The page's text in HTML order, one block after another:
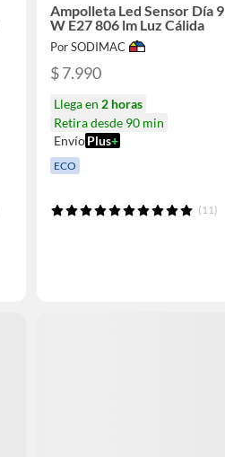
Ampolleta Led Sensor Día 9
W E27 806 lm Luz Cálida
Por SODIMAC
$ 7.990
Llega en 2 horas
Retira desde 90 min
Envío Plus+
ECO
(11)